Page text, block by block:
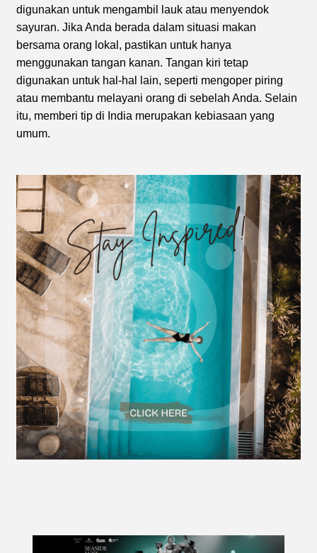
digunakan untuk mengambil lauk atau menyendok
sayuran. Jika Anda berada dalam situasi makan
bersama orang lokal, pastikan untuk hanya
menggunakan tangan kanan. Tangan kiri tetap
digunakan untuk hal-hal lain, seperti mengoper piring
atau membantu melayani orang di sebelah Anda. Selain
itu, memberi tip di India merupakan kebiasaan yang
umum.